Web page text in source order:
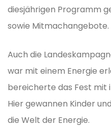
diesjährigen Programm
sowie Mitmachangebote.
Auch die
war mit einem Energie
bereicherte das Fest
Hier gewannen Kinder
die Welt der Energie.